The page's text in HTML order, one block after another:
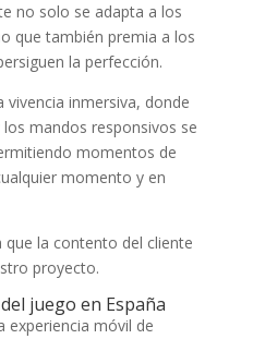
no solo se adapta a los
que también premia a los
la perfección.
inmersiva, donde
mandos responsivos se
momentos de
momento y en
la contento del cliente
proyecto.
juego en España
experiencia móvil de